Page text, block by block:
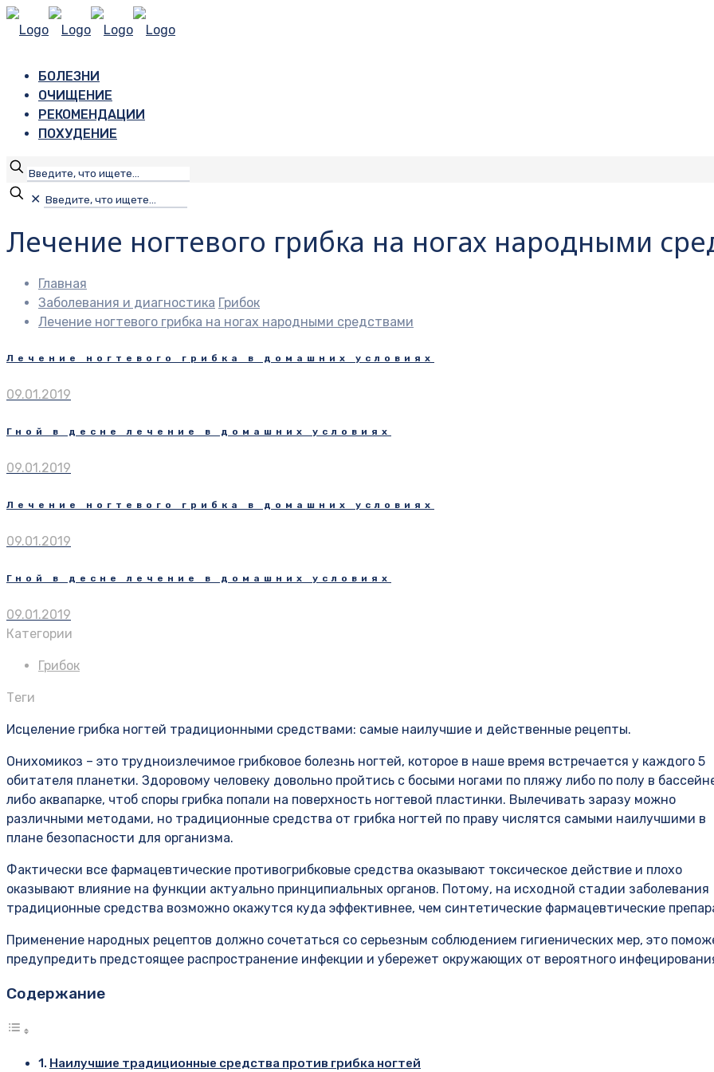
БОЛЕЗНИ
ОЧИЩЕНИЕ
РЕКОМЕНДАЦИИ
ПОХУДЕНИЕ
✕
Лечение ногтевого грибка на ногах народными
Главная
Заболевания и диагностика Грибок
Лечение ногтевого грибка на ногах народными средствами
Лечение ногтевого грибка в домашних условиях
09.01.2019
Гной в десне лечение в домашних условиях
09.01.2019
Лечение ногтевого грибка в домашних условиях
09.01.2019
Гной в десне лечение в домашних условиях
09.01.2019
Категории
Грибок
Теги
Исцеление грибка ногтей традиционными средствами: самые наилучшие и действенные рецепты.
Онихомикоз – это трудноизлечимое грибковое болезнь ногтей, которое в наше время встречается у каждого 5
обитателя планетки. Здоровому человеку довольно пройтись с босыми ногами по пляжу либо по полу в
либо аквапарке, чтоб споры грибка попали на поверхность ногтевой пластинки. Вылечивать заразу можно
различными методами, но традиционные средства от грибка ногтей по праву числятся самыми наилучшими в
плане безопасности для организма.
Фактически все фармацевтические противогрибковые средства оказывают токсическое действие и плохо
оказывают влияние на функции актуально принципиальных органов. Потому, на исходной стадии заболевания
традиционные средства возможно окажутся куда эффективнее, чем синтетические фармацевтические
Применение народных рецептов должно сочетаться со серьезным соблюдением гигиенических мер, это
предупредить предстоящее распространение инфекции и убережет окружающих от вероятного
Содержание
Наилучшие традиционные средства против грибка ногтей